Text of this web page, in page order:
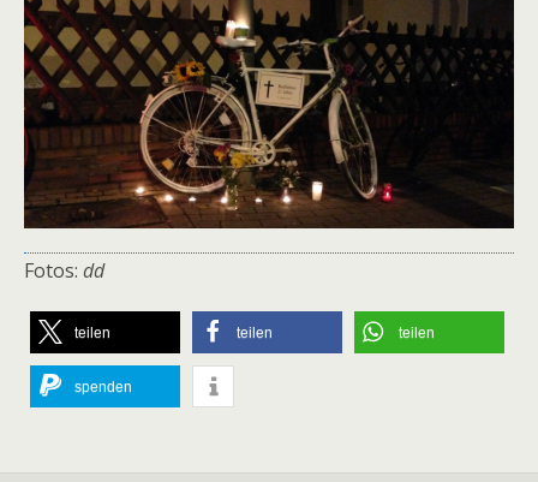
Fotos: dd
teilen teilen teilen
spenden